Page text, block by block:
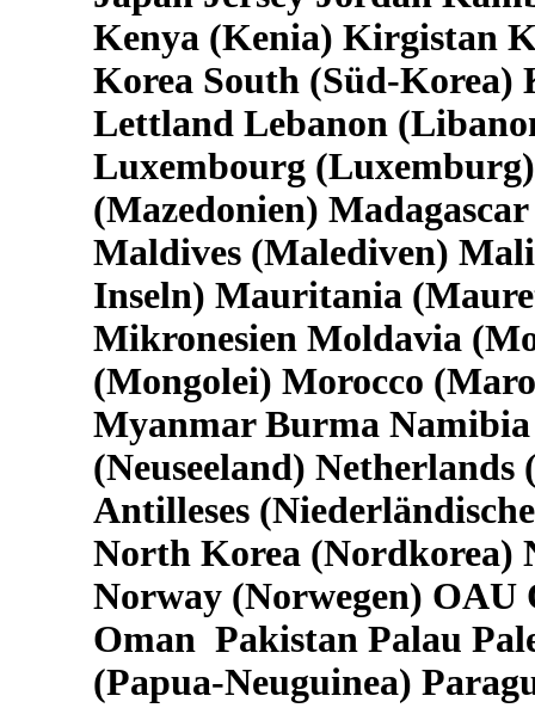
Kenya (Kenia) Kirgistan
Korea South (Süd-Korea)
Lettland Lebanon
Luxembourg
(Mazedonien)
Maldives (Malediven)
Inseln) Mauritania
Mikronesien Moldavia
(Mongolei) Morocco
Myanmar Burma
(Neuseeland)
Antilleses
North Korea
Norway (Norwegen)
Oman Pakistan Palau
(Papua-Neuguinea)